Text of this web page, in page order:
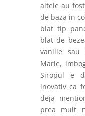
altele au
de baza in
blat tip
blat de
vanilie
Marie,
Siropul e
inovativ ca
deja
prea mult